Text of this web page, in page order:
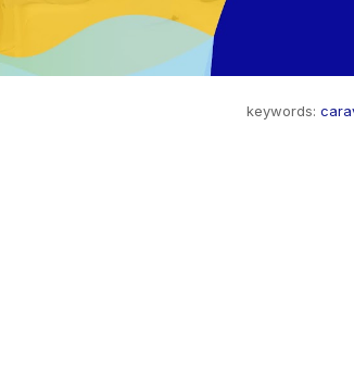
keywords: